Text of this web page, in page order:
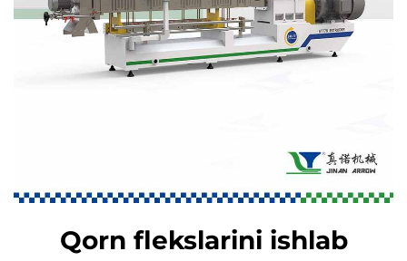
Qorn flekslarini ishlab